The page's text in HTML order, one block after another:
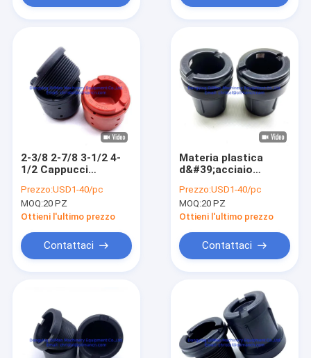
Prodotti
Chi siamo
2-3/8 2-7/8 3-1/2 4-
1/2 Cappucci
filettatura tubi in
plastica EUE API 5CT
Prezzo:USD1-40/pc
MOQ:20 PZ
Ottieni l'ultimo prezzo
Contattaci
Materia plastica
d&#39;acciaio
protettori del filo
dell&#39;asta di
perforazione da 3-
giacimento
petrolifero
Prezzo:USD1-40/pc
MOQ:20 PZ
Ottieni l'ultimo prezzo
Contattaci